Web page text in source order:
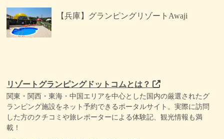
【兵庫】グランピングリゾートAwaji
リゾートグランピングドットコムとは？
関東・関西・東海・中国エリアを中心とした国内の厳選されたグ
ランピング施設をネット予約できるポータルサイト。実際に訪問
した方のクチコミや旅レポーターによる体験記、観光情報も満
載！